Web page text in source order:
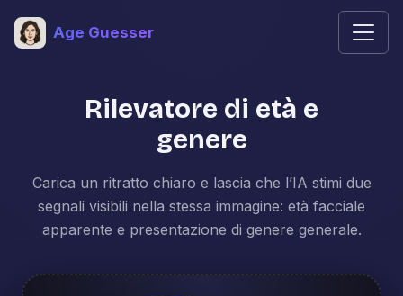
Age Guesser
Rilevatore di età e
genere
Carica un ritratto chiaro e lascia che l’IA stimi due
segnali visibili nella stessa immagine: età facciale
apparente e presentazione di genere generale.